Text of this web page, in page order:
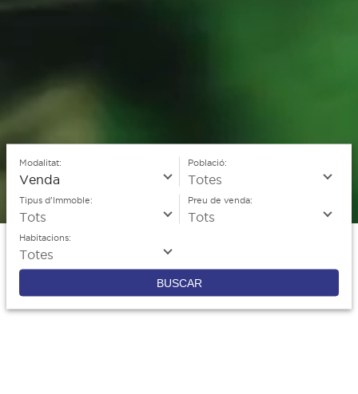
Modalitat: Població:
Tipus d'Immoble: Preu de venda:
Habitacions:
BUSCAR